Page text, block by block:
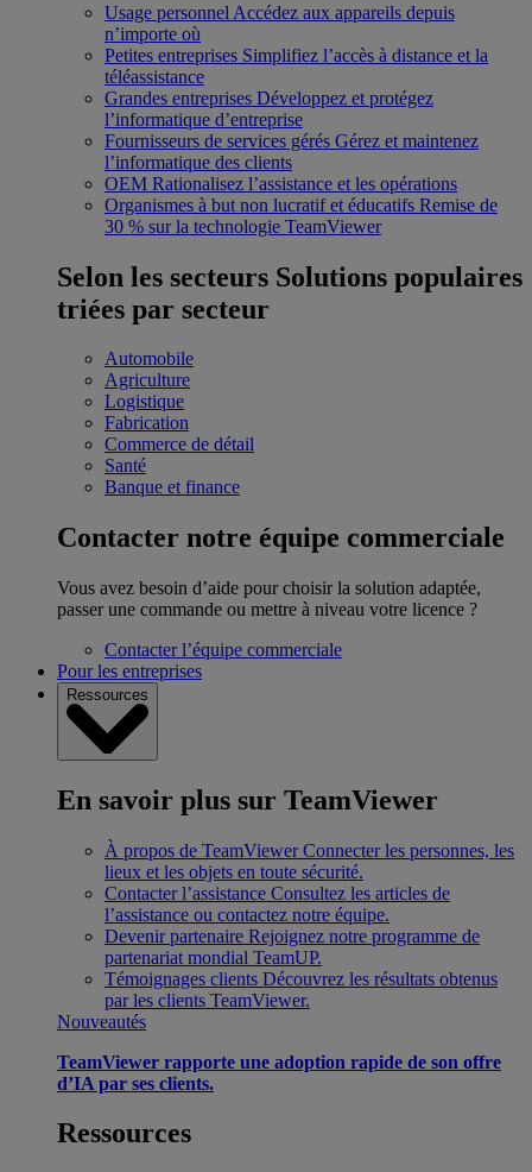
Usage personnel Accédez aux appareils depuis
n’importe où
Petites entreprises Simplifiez l’accès à distance et la
téléassistance
Grandes entreprises Développez et protégez
l’informatique d’entreprise
Fournisseurs de services gérés Gérez et maintenez
l’informatique des clients
OEM Rationalisez l’assistance et les opérations
Organismes à but non lucratif et éducatifs Remise de
30 % sur la technologie TeamViewer
Selon les secteurs Solutions populaires
triées par secteur
Automobile
Agriculture
Logistique
Fabrication
Commerce de détail
Santé
Banque et finance
Contacter notre équipe commerciale
Vous avez besoin d’aide pour choisir la solution adaptée,
passer une commande ou mettre à niveau votre licence ?
Contacter l’équipe commerciale
Pour les entreprises
Ressources
En savoir plus sur TeamViewer
À propos de TeamViewer Connecter les personnes, les
lieux et les objets en toute sécurité.
Contacter l’assistance Consultez les articles de
l’assistance ou contactez notre équipe.
Devenir partenaire Rejoignez notre programme de
partenariat mondial TeamUP.
Témoignages clients Découvrez les résultats obtenus
par les clients TeamViewer.
Nouveautés
TeamViewer rapporte une adoption rapide de son offre
d’IA par ses clients.
Ressources